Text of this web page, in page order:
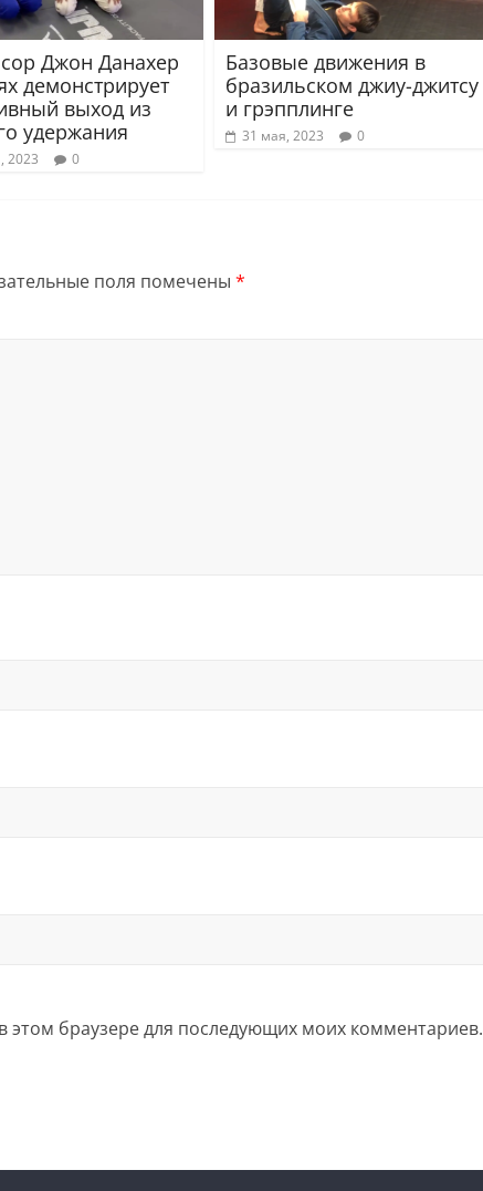
Джон Данахер
демонстрирует
выход из
удержания
2023 0
Базовые движения в
бразильском джиу-джитсу
и грэпплинге
31 мая, 2023 0
поля помечены *
этом браузере для последующих моих комментариев.